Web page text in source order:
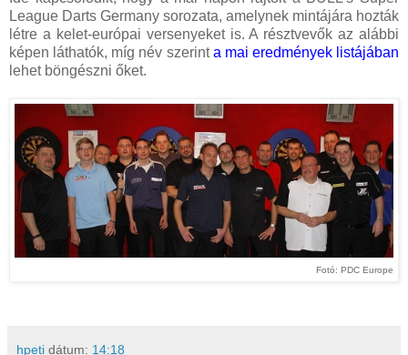
League Darts Germany sorozata, amelynek mintájára hozták
létre a kelet-európai versenyeket is. A résztvevők az alábbi
képen láthatók, míg név szerinta mai eredmények listájában
lehet böngészni őket.
Fotó: PDC Europe
hpeti dátum: 14:18